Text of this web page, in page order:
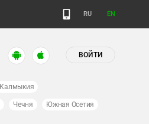
RU EN
ВОЙТИ
Калмыкия
Чечня Южная Осетия